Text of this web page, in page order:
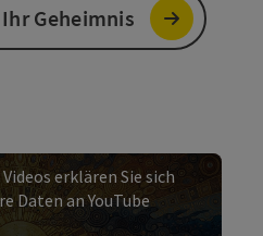
Geheimnis
erklären Sie sich
Daten an YouTube